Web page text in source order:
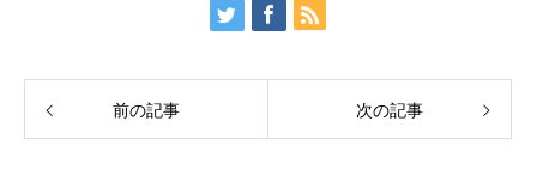
前の記事 次の記事